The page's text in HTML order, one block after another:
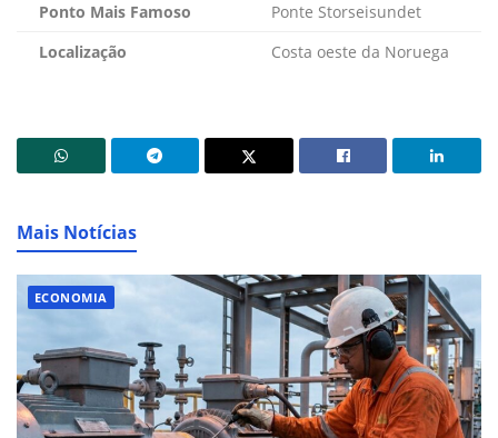
Ponto Mais Famoso
Ponte Storseisundet
Localização
Costa oeste da Noruega
Mais Notícias
ECONOMIA